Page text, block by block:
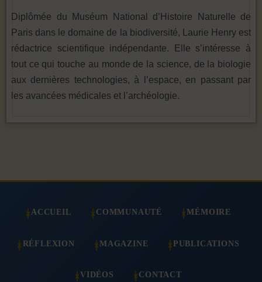
Diplômée du Muséum National d’Histoire Naturelle de
Paris dans le domaine de la biodiversité, Laurie Henry est
rédactrice scientifique indépendante. Elle s’intéresse à
tout ce qui touche au monde de la science, de la biologie
aux dernières technologies, à l’espace, en passant par
les avancées médicales et l’archéologie.
ACCUEIL COMMUNAUTÉ MÉMOIRE
RÉFLEXION MAGAZINE PUBLICATIONS
VIDÉOS CONTACT